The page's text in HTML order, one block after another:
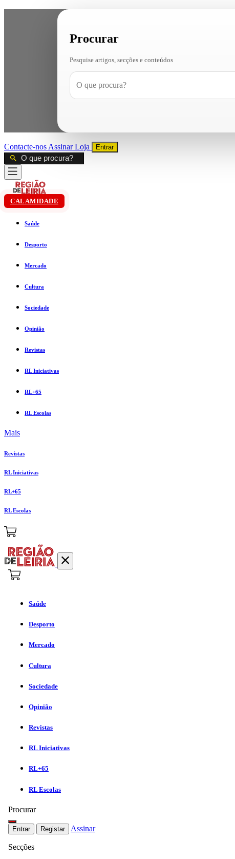
Procurar
Pesquise artigos, secções e conteúdos
Contacte-nos AssinarLoja Entrar
CALAMIDADE
Saúde
Desporto
Mercado
Cultura
Sociedade
Opinião
Revistas
RL Iniciativas
RL+65
RL Escolas
Mais
Revistas
RL Iniciativas
RL+65
RL Escolas
Saúde
Desporto
Mercado
Cultura
Sociedade
Opinião
Revistas
RL Iniciativas
RL+65
RL Escolas
Procurar
Entrar Registar Assinar
Secções